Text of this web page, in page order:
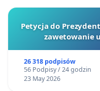
Petycja do
zawetowanie
26 318 podpisów
56 Podpisy / 24 godzin
23 May 2026